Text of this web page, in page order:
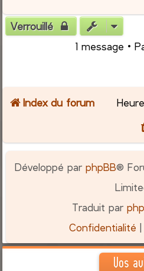
Verrouillé
1 message •
Index du forum
Développé parphpBB®
Traduit par
Confidentialité
Vos